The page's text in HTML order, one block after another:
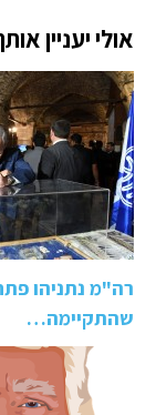
אולי יעניין
רה"מ נתניהו
שהתקיימה…